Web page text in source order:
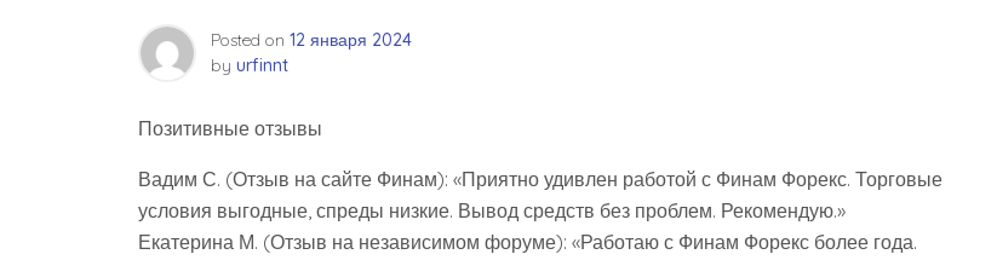
Posted on 12 января 2024
by urfinnt
Позитивные отзывы
Вадим С. (Отзыв на сайте Финам): «Приятно удивлен работой с Финам Форекс. Торговые
условия выгодные, спреды низкие. Вывод средств без проблем. Рекомендую.»
Екатерина М. (Отзыв на независимом форуме): «Работаю с Финам Форекс более года.